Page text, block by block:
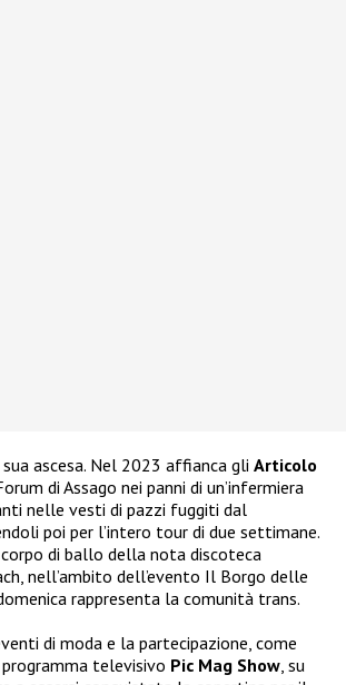
ascesa. Nel 2023 affianca gli Articolo
di Assago nei panni di un’infermiera
nelle vesti di pazzi fuggiti dal
poi per l’intero tour di due settimane.
di ballo della nota discoteca
nell’ambito dell’evento Il Borgo delle
rappresenta la comunità trans.
di moda e la partecipazione, come
televisivo Pic Mag Show, su